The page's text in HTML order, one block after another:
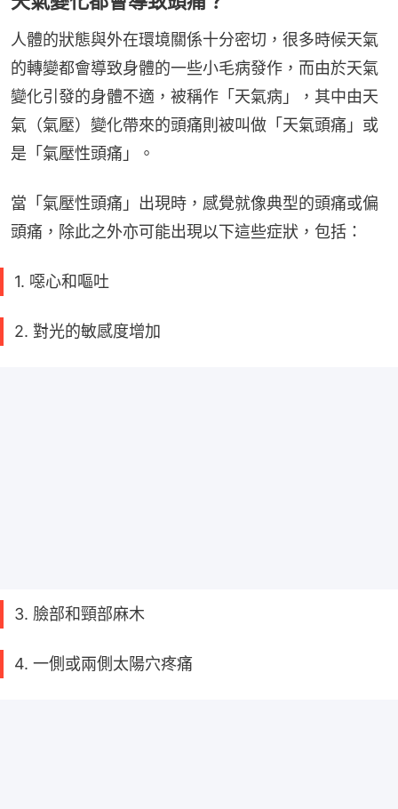
人體的狀態與外在環境關係十分密切，很多時候天氣
的轉變都會導致身體的一些小毛病發作，而由於天氣
變化引發的身體不適，被稱作「天氣病」，其中由天
氣（氣壓）變化帶來的頭痛則被叫做「天氣頭痛」或
是「氣壓性頭痛」。
當「氣壓性頭痛」出現時，感覺就像典型的頭痛或偏
頭痛，除此之外亦可能出現以下這些症狀，包括：
1. 噁心和嘔吐
2. 對光的敏感度增加
3. 臉部和頸部麻木
4. 一側或兩側太陽穴疼痛